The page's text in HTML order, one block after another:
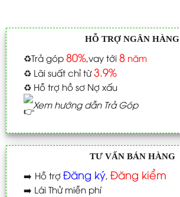
HỖ TRỢ NGÂN HÀNG
♻️Trả góp 80%,vay tới 8năm
♻️ Lãi suất chỉ từ3.9%
♻️ Hỗ trợ hồ sơ Nợ xấu
Xem hướng dẫn Trả Góp
TƯ VẤN BÁN HÀNG
➡️ Hỗ trợ Đăng ký, Đăng kiểm
➡️ Lái Thử miễn phí